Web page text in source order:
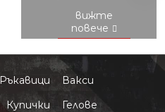
Ръкавици
Купички
Вакси
Гелове